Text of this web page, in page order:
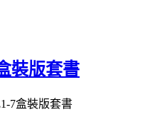
裝版套書
7盒裝版套書